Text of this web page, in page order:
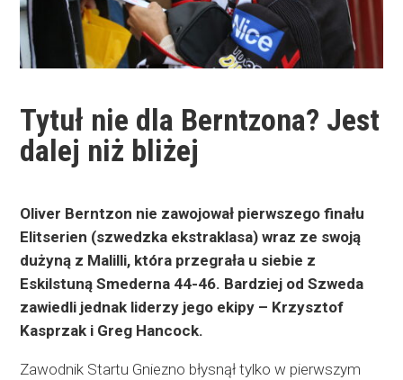
Tytuł nie dla Berntzona? Jest
dalej niż bliżej
Oliver Berntzon nie zawojował pierwszego finału
Elitserien (szwedzka ekstraklasa) wraz ze swoją
dużyną z Malilli, która przegrała u siebie z
Eskilstuną Smederna 44-46. Bardziej od Szweda
zawiedli jednak liderzy jego ekipy – Krzysztof
Kasprzak i Greg Hancock.
Zawodnik Startu Gniezno błysnął tylko w pierwszym